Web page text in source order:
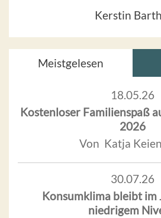
Kerstin
Meistgelesen
18.05.26
Kostenloser Familienspaß
2026
Von Katja
30.07.26
Konsumklima bleibt im
niedrigem